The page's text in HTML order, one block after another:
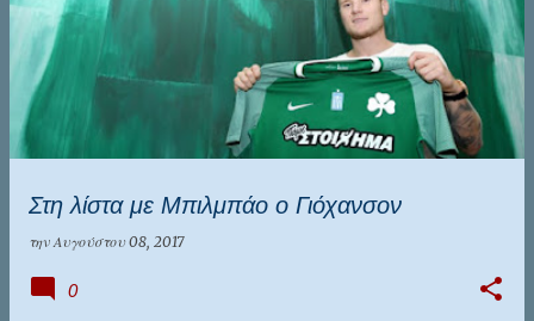
Στη λίστα με Μπιλμπάο ο Γιόχανσον
την Αυγούστου 08, 2017
0